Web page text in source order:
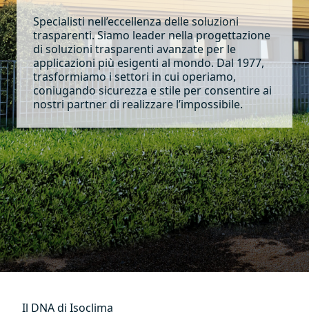
Specialisti nell’eccellenza delle soluzioni
trasparenti. Siamo leader nella progettazione
di soluzioni trasparenti avanzate per le
applicazioni più esigenti al mondo. Dal 1977,
trasformiamo i settori in cui operiamo,
coniugando sicurezza e stile per consentire ai
nostri partner di realizzare l’impossibile.
Il DNA di Isoclima